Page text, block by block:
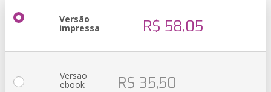
Versão
impressa R$ 58,05
Versão
ebook R$ 35,50